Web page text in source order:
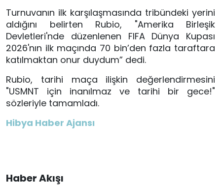
Turnuvanın ilk karşılaşmasında tribündeki yerini
aldığını belirten Rubio, "Amerika Birleşik
Devletleri'nde düzenlenen FIFA Dünya Kupası
2026'nın ilk maçında 70 bin’den fazla taraftara
katılmaktan onur duydum” dedi.
Rubio, tarihi maça ilişkin değerlendirmesini
"USMNT için inanılmaz ve tarihi bir gece!"
sözleriyle tamamladı.
Hibya Haber Ajansı
Haber Akışı